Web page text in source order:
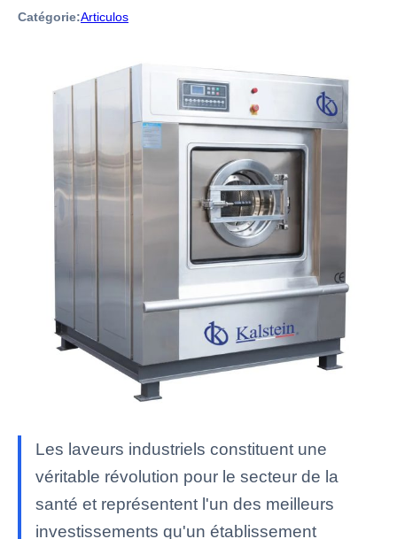
Catégorie:Articulos
Les laveurs industriels constituent une
véritable révolution pour le secteur de la
santé et représentent l'un des meilleurs
investissements qu'un établissement